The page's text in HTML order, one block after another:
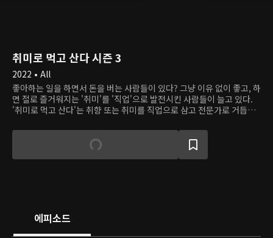
취미로 먹고 산다 시즌 3
2022 • All
좋아하는 일을 하면서 돈을 버는 사람들이 있다? 그냥 이유 없이 좋고, 하
면 절로 즐거워지는 '취미'를 '직업'으로 발전시킨 사람들이 늘고 있다.
'취미로 먹고 산다'는 취향 또는 취미를 직업으로 삼고 전문가로 거듭난
에피소드